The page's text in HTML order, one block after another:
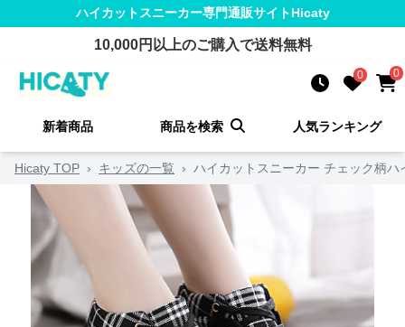
ハイカットスニーカー専門通販サイトHicaty
10,000円以上のご購入で送料無料
0 0
新着商品 商品を検索 人気ランキング
Hicaty TOP › キッズの一覧 › ハイカットスニーカー チェック柄ハ